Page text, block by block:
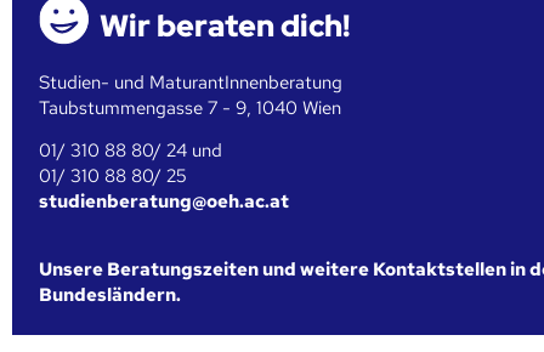
Wir beraten dich!
Studien- und MaturantInnenberatung
Taubstummengasse 7 - 9, 1040 Wien
01/ 310 88 80/ 24 und
01/ 310 88 80/ 25
studienberatung@oeh.ac.at
Unsere Beratungszeiten und weitere Kontaktstellen in
Bundesländern.